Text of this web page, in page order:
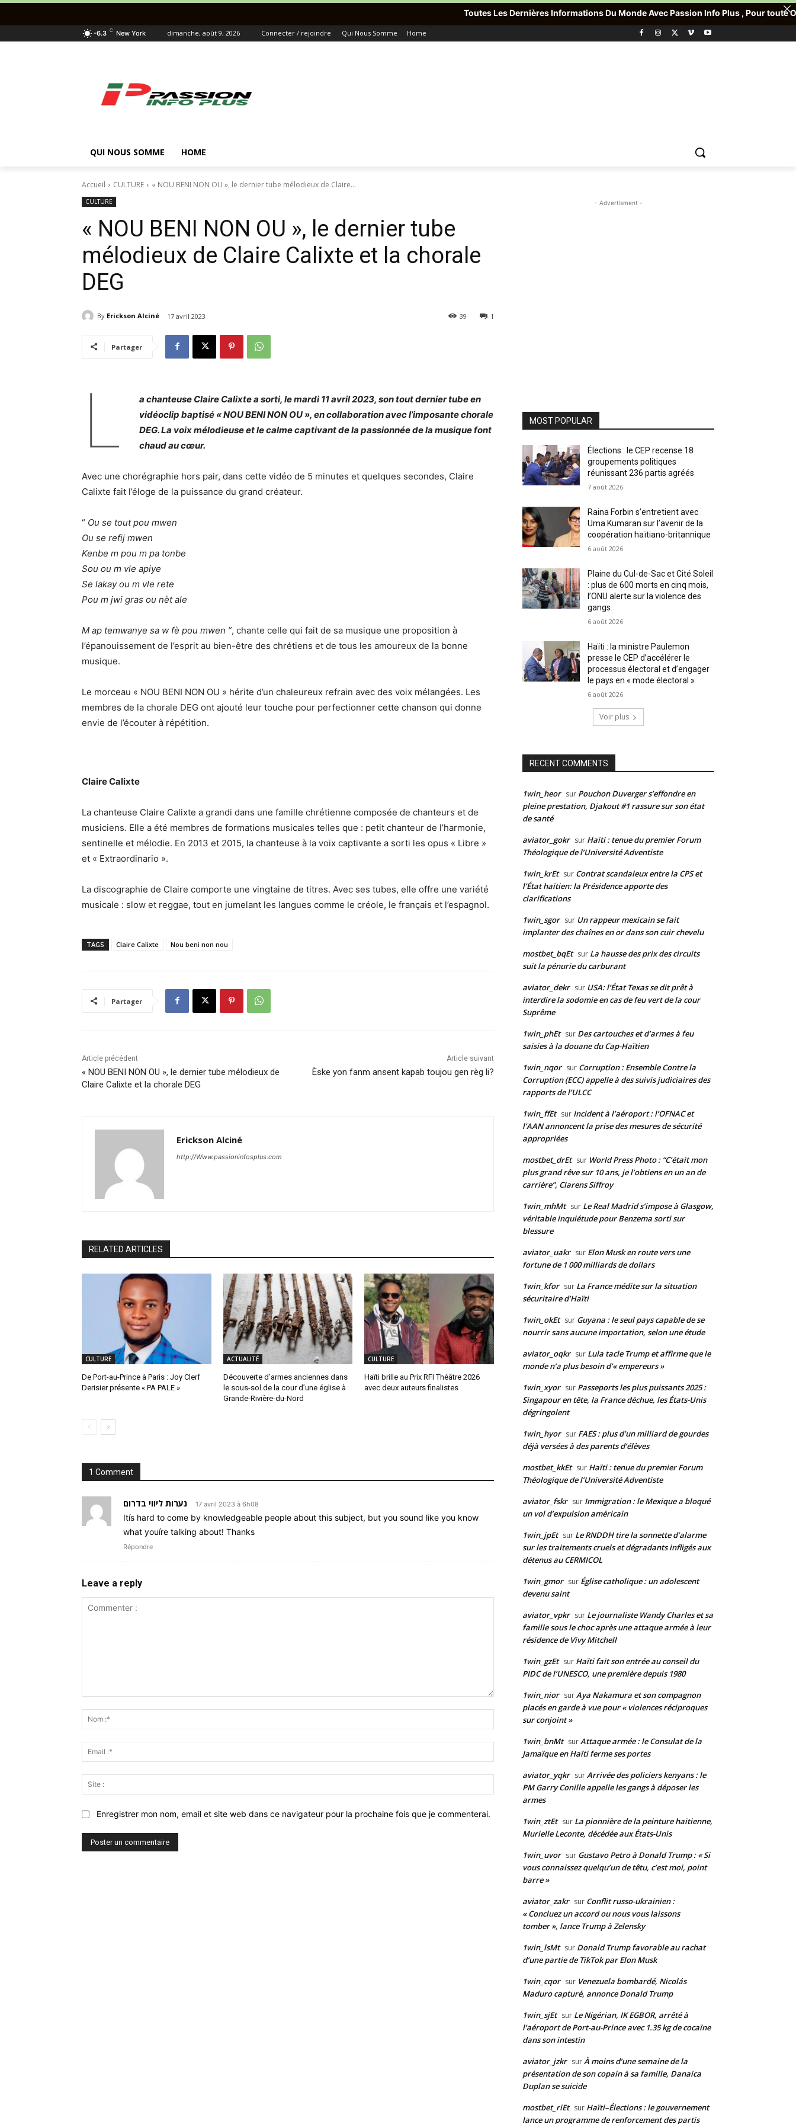
-6.3 C New York dimanche, août 9, 2026 Connecter / rejoindre Qui Nous Somme Home
QUI NOUS SOMME HOME
Accueil CULTURE « NOU BENI NON OU », le dernier tube mélodieux de Claire...
CULTURE
« NOU BENI NON OU », le dernier tube
mélodieux de Claire Calixte et la chorale
DEG
By Erickson Alciné 17 avril 2023 1
39
Partager
L
a chanteuse Claire Calixte a sorti, le mardi 11 avril 2023, son tout dernier tube en
vidéoclip baptisé « NOU BENI NON OU », en collaboration avec l’imposante chorale
DEG. La voix mélodieuse et le calme captivant de la passionnée de la musique font
chaud au cœur.
Avec une chorégraphie hors pair, dans cette vidéo de 5 minutes et quelques secondes, Claire
Calixte fait l’éloge de la puissance du grand créateur.
“ Ou se tout pou mwen
Ou se refij mwen
Kenbe m pou m pa tonbe
Sou ou m vle apiye
Se lakay ou m vle rete
Pou m jwi gras ou nèt ale
M ap temwanye sa w fè pou mwen ”, chante celle qui fait de sa musique une proposition à
l’épanouissement de l’esprit au bien-être des chrétiens et de tous les amoureux de la bonne
musique.
Le morceau « NOU BENI NON OU » hérite d’un chaleureux refrain avec des voix mélangées. Les
membres de la chorale DEG ont ajouté leur touche pour perfectionner cette chanson qui donne
envie de l’écouter à répétition.
Claire Calixte
La chanteuse Claire Calixte a grandi dans une famille chrétienne composée de chanteurs et de
musiciens. Elle a été membres de formations musicales telles que : petit chanteur de l’harmonie,
sentinelle et mélodie. En 2013 et 2015, la chanteuse à la voix captivante a sorti les opus « Libre »
et « Extraordinario ».
La discographie de Claire comporte une vingtaine de titres. Avec ses tubes, elle offre une variété
musicale : slow et reggae, tout en jumelant les langues comme le créole, le français et l’espagnol.
TAGS Claire Calixte Nou beni non nou
Partager
Article précédent
« NOU BENI NON OU », le dernier tube mélodieux de
Claire Calixte et la chorale DEG
Article suivant
Èske yon fanm ansent kapab toujou gen règ li?
Erickson Alciné
http://Www.passioninfosplus.com
RELATED ARTICLES
CULTURE
De Port-au-Prince à Paris : Joy Clerf
Derisier présente « PA PALE »
ACTUALITÉ
Découverte d’armes anciennes dans
le sous-sol de la cour d’une église à
Grande-Rivière-du-Nord
CULTURE
Haïti brille au Prix RFI Théâtre 2026
avec deux auteurs finalistes
1 Comment
נערות ליווי בדרום 17 avril 2023 à 6h08
Itís hard to come by knowledgeable people about this subject, but you sound like you know
what youíre talking about! Thanks
Répondre
Leave a reply
:*
:*
:
Enregistrer mon nom, email et site web dans ce navigateur pour la prochaine fois que je commenterai.
- Advertisment -
MOST POPULAR
Élections : le CEP recense 18
groupements politiques
réunissant 236 partis agréés
7 août 2026
Raina Forbin s’entretient avec
Uma Kumaran sur l’avenir de la
coopération haïtiano-britannique
6 août 2026
Plaine du Cul-de-Sac et Cité Soleil
: plus de 600 morts en cinq mois,
l’ONU alerte sur la violence des
gangs
6 août 2026
Haïti : la ministre Paulemon
presse le CEP d’accélérer le
processus électoral et d’engager
le pays en « mode électoral »
6 août 2026
Voir plus
RECENT COMMENTS
1win_heor sur Pouchon Duverger s’effondre en
pleine prestation, Djakout #1 rassure sur son état
de santé
aviator_gokr sur Haïti : tenue du premier Forum
Théologique de l’Université Adventiste
1win_krEt sur Contrat scandaleux entre la CPS et
l’État haïtien: la Présidence apporte des
clarifications
1win_sgor sur Un rappeur mexicain se fait
implanter des chaînes en or dans son cuir chevelu
mostbet_bqEt sur La hausse des prix des circuits
suit la pénurie du carburant
aviator_dekr sur USA: l’État Texas se dit prêt à
interdire la sodomie en cas de feu vert de la cour
Suprême
1win_phEt sur Des cartouches et d’armes à feu
saisies à la douane du Cap-Haïtien
1win_nqor sur Corruption : Ensemble Contre la
Corruption (ECC) appelle à des suivis judiciaires des
rapports de l’ULCC
1win_ffEt sur Incident à l’aéroport : l’OFNAC et
l’AAN annoncent la prise des mesures de sécurité
appropriées
mostbet_drEt sur World Press Photo : “C’était mon
plus grand rêve sur 10 ans, je l’obtiens en un an de
carrière”, Clarens Siffroy
1win_mhMt sur Le Real Madrid s’impose à Glasgow,
véritable inquiétude pour Benzema sorti sur
blessure
aviator_uakr sur Elon Musk en route vers une
fortune de 1 000 milliards de dollars
1win_kfor sur La France médite sur la situation
sécuritaire d’Haïti
1win_okEt sur Guyana : le seul pays capable de se
nourrir sans aucune importation, selon une étude
aviator_oqkr sur Lula tacle Trump et affirme que le
monde n’a plus besoin d’« empereurs »
1win_xyor sur Passeports les plus puissants 2025 :
Singapour en tête, la France déchue, les États-Unis
dégringolent
1win_hyor sur FAES : plus d’un milliard de gourdes
déjà versées à des parents d’élèves
mostbet_kkEt sur Haïti : tenue du premier Forum
Théologique de l’Université Adventiste
aviator_fskr sur Immigration : le Mexique a bloqué
un vol d’expulsion américain
1win_jpEt sur Le RNDDH tire la sonnette d’alarme
sur les traitements cruels et dégradants infligés aux
détenus au CERMICOL
1win_gmor sur Église catholique : un adolescent
devenu saint
aviator_vpkr sur Le journaliste Wandy Charles et sa
famille sous le choc après une attaque armée à leur
résidence de Vivy Mitchell
1win_gzEt sur Haïti fait son entrée au conseil du
PIDC de l’UNESCO, une première depuis 1980
1win_nior surAya Nakamura et son compagnon
placés en garde à vue pour « violences réciproques
sur conjoint »
1win_bnMt surAttaque armée : le Consulat de la
Jamaïque en Haïti ferme ses portes
aviator_yqkr surArrivée des policiers kenyans : le
PM Garry Conille appelle les gangs à déposer les
armes
1win_ztEt sur La pionnière de la peinture haïtienne,
Murielle Leconte, décédée aux États-Unis
1win_uvor sur Gustavo Petro à Donald Trump : « Si
vous connaissez quelqu’un de têtu, c’est moi, point
barre »
aviator_zakr sur Conflit russo-ukrainien :
« Concluez un accord ou nous vous laissons
tomber », lance Trump à Zelensky
1win_lsMt sur Donald Trump favorable au rachat
d’une partie de TikTok par Elon Musk
1win_cqor sur Venezuela bombardé, Nicolás
Maduro capturé, annonce Donald Trump
1win_sjEt sur Le Nigérian, IK EGBOR, arrêté à
l’aéroport de Port-au-Prince avec 1.35 kg de cocaïne
dans son intestin
aviator_jzkr surÀ moins d’une semaine de la
présentation de son copain à sa famille, Danaïca
Duplan se suicide
mostbet_riEt sur Haïti–Élections : le gouvernement
lance un programme de renforcement des partis
Toutes Les Dernières Informations Du Monde Avec Passion Info Plus , Pour toute Offre